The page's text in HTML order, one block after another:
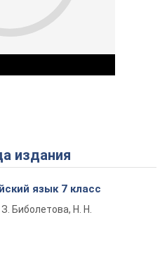
Play Video
издания
язык 7 класс
Биболетова, Н. Н.